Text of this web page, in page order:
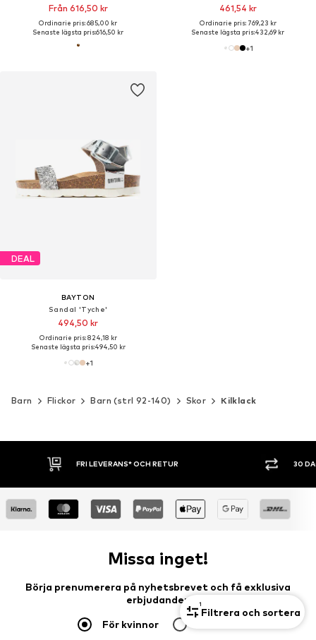
Från 616,50 kr
Ordinarie pris: 685,00 kr
Senaste lägsta pris:616,50 kr
461,54 kr
Ordinarie pris: 769,23 kr
Senaste lägsta pris:432,69 kr
+1
DEAL
BAYTON
Sandal 'Tyche'
494,50 kr
Ordinarie pris: 824,18 kr
Senaste lägsta pris:494,50 kr
+1
Barn Flickor Barn (strl 92-140) Skor Kilklack
1
Filtrera och sortera
30 DAGARS ÖPPET KÖP SHOPPA NU.
Missa inget!
Börja prenumerera på nyhetsbrevet och få exklusiva
erbjudanden
För kvinnor